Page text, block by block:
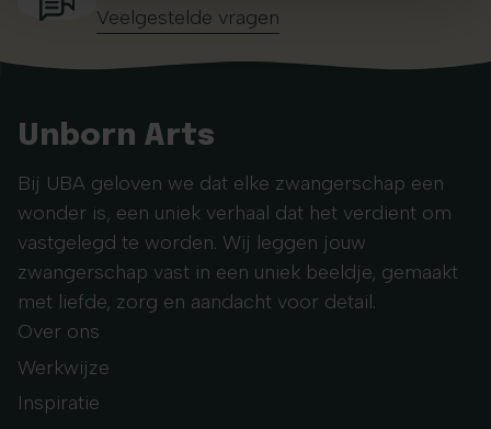
Veelgestelde vragen
Unborn Arts
Bij UBA geloven we dat elke zwangerschap een
wonder is, een uniek verhaal dat het verdient om
vastgelegd te worden. Wij leggen jouw
zwangerschap vast in een uniek beeldje, gemaakt
met liefde, zorg en aandacht voor detail.
Over ons
Werkwijze
Inspiratie